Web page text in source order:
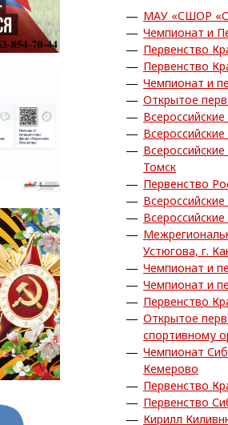
МАУ «СШОР
Чемпионат и
Первенство
Первенство
Чемпионат и
Открытое
Томск
Первенство
Устюгова, г.
Чемпионат и
Чемпионат и
Первенство
Открытое
спортивному
Чемпионат
Кемерово
Первенство
Первенство
Кирилл